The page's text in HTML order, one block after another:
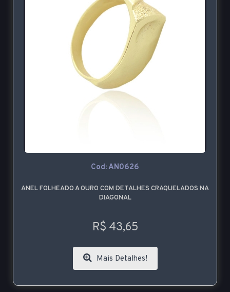
Cod: AN0626
ANEL FOLHEADO A OURO COM DETALHES CRAQUELADOS NA
DIAGONAL
R$ 43,65
Mais Detalhes!